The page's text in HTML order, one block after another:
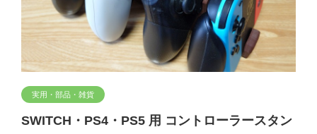
実用・部品・雑貨
SWITCH・PS4・PS5 用 コントローラースタン